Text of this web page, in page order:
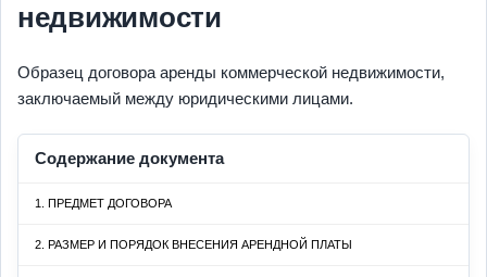
недвижимости
Образец договора аренды коммерческой недвижимости,
заключаемый между юридическими лицами.
Содержание документа
1. ПРЕДМЕТ ДОГОВОРА
2. РАЗМЕР И ПОРЯДОК ВНЕСЕНИЯ АРЕНДНОЙ ПЛАТЫ